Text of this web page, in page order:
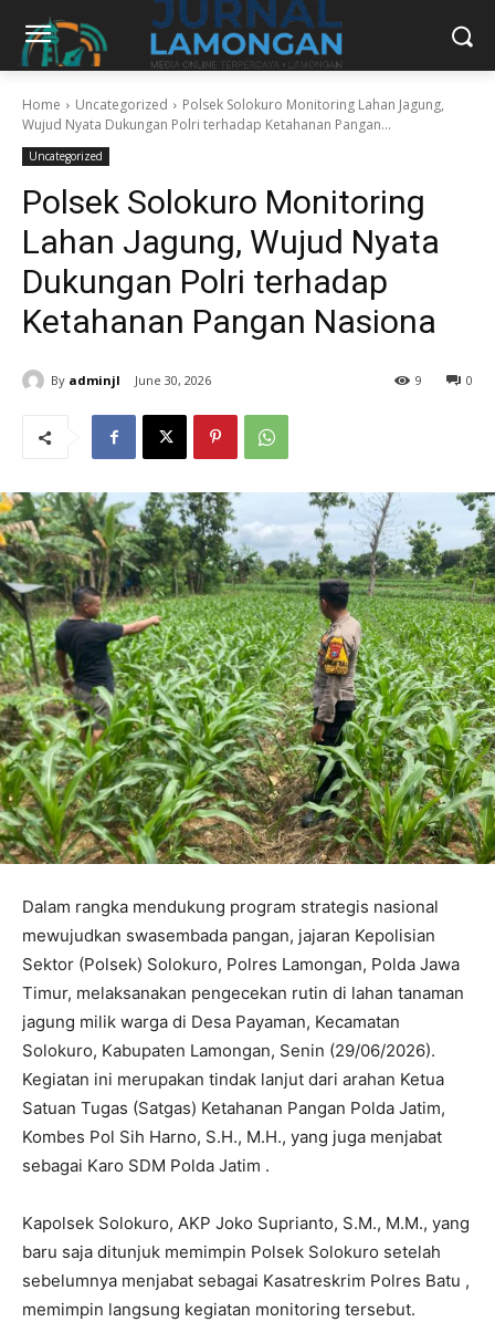
Home Uncategorized
Polsek Solokuro Monitoring Lahan Jagung,
Wujud Nyata Dukungan Polri terhadap Ketahanan Pangan...
Uncategorized
Polsek Solokuro Monitoring
Lahan Jagung, Wujud Nyata
Dukungan Polri terhadap
Ketahanan Pangan Nasiona
By adminjl June 30, 2026 0
9
Dalam rangka mendukung program strategis nasional
mewujudkan swasembada pangan, jajaran Kepolisian
Sektor (Polsek) Solokuro, Polres Lamongan, Polda Jawa
Timur, melaksanakan pengecekan rutin di lahan tanaman
jagung milik warga di Desa Payaman, Kecamatan
Solokuro, Kabupaten Lamongan, Senin (29/06/2026).
Kegiatan ini merupakan tindak lanjut dari arahan Ketua
Satuan Tugas (Satgas) Ketahanan Pangan Polda Jatim,
Kombes Pol Sih Harno, S.H., M.H., yang juga menjabat
sebagai Karo SDM Polda Jatim .
Kapolsek Solokuro, AKP Joko Suprianto, S.M., M.M., yang
baru saja ditunjuk memimpin Polsek Solokuro setelah
sebelumnya menjabat sebagai Kasatreskrim Polres Batu ,
memimpin langsung kegiatan monitoring tersebut.